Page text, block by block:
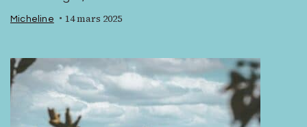
Micheline 14 mars 2025